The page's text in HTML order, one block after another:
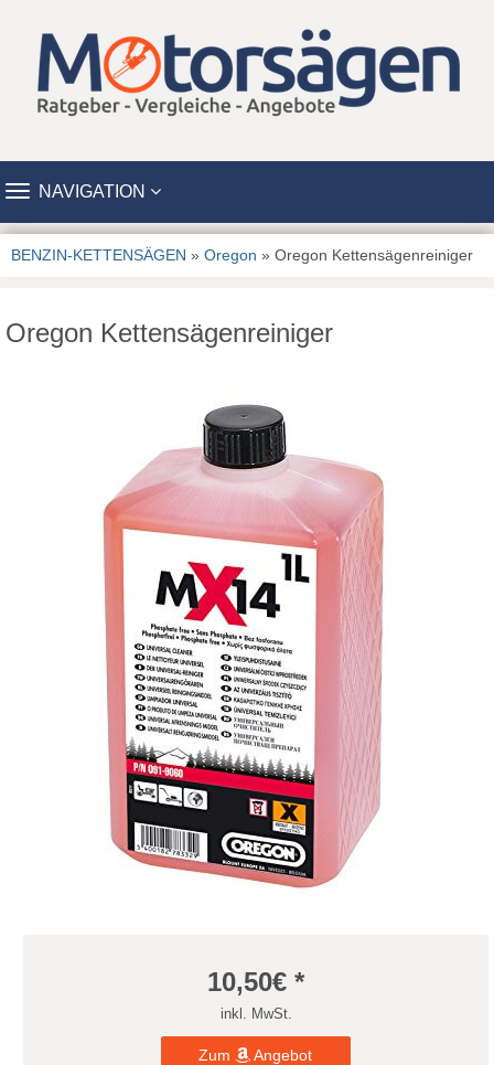
TOGGLE
NAVIGATION
BENZIN-KETTENSÄGEN » Oregon » Oregon Kettensägenreiniger
Oregon Kettensägenreiniger
10,50€ *
inkl. MwSt.
Zum Angebot